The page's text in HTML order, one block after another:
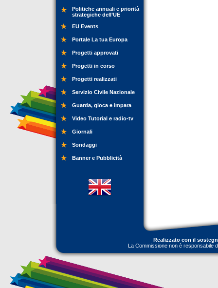
Politiche annuali e priorità
strategiche dell’UE
EU Events
Portale La tua Europa
Progetti approvati
Progetti in corso
Progetti realizzati
Servizio Civile Nazionale
Guarda, gioca e impara
Video Tutorial e radio-tv
Giornali
Sondaggi
Banner e Pubblicità
Realizzato con il
La Commissione non è responsabile